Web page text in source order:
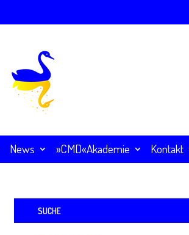
News »CMD«Akademie Kontakt
Suchen
nach: